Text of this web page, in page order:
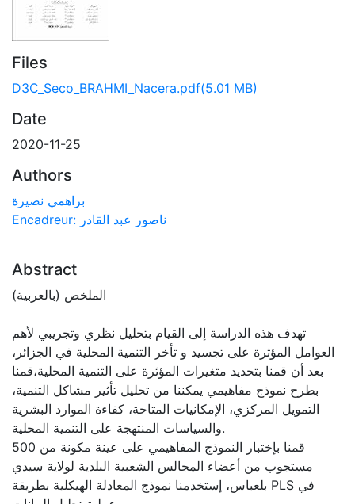
Files
D3C_Seco_BRAHMI_Nacera.pdf(5.01 MB)
Date
2020-11-25
Authors
براهمي نصيرة
Encadreur: ناصور عبد القادر
Abstract
الملخص (بالعربية)
تهدف هذه الدراسة إلى القيام بتحليل نظري وتجريبي لأهم
العوامل المؤثرة على تجسيد و تأخر التنمية المحلية في الجزائر،
بعد أن قمنا بتحديد متغيرات المؤثرة على التنمية المحلية،قمنا
بطرح نموذج مفاهيمي يمكننا من تحليل تأثير مشاكل التنمية،
التمويل المركزي، الإمكانيات المتاحة، كفاءة الموارد البشرية
والسياسات المنتهجة على التنمية المحلية.
قمنا بإختبار النموذج المفاهيمي على عينة مكونة من 500
مستجوب من أعضاء المجالس الشعبية البلدية لولاية سيدي
بلعباس، إستخدمنا نموذج المعادلة الهيكلية بطريقة PLS في